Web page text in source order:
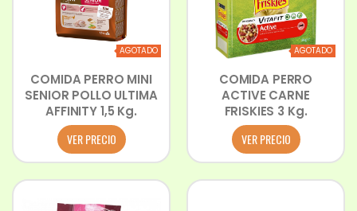
AGOTADO
COMIDA PERRO MINI
SENIOR POLLO ULTIMA
AFFINITY 1,5 Kg.
VER PRECIO
AGOTADO
COMIDA PERRO
ACTIVE CARNE
FRISKIES 3 Kg.
VER PRECIO